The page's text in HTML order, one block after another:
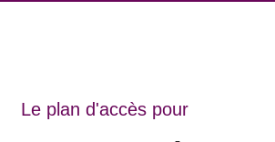
Le plan d'accès pour